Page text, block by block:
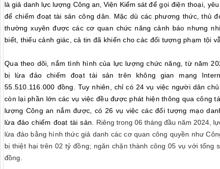
là giả danh lực lượng Công an, Viện Kiểm sátđể gọi điện thoại,
để chiếm đoạt tài sản công dân. Mặc dù các phương thức, thủ
thường xuyên được các cơ quan chức năng cảnh báo nhưng
biết, thiếu cảnh giác, cả tin đã khiến cho các đối tượng phạm tội
Qua theo dõi, nắm tình hình của lực lượng chức năng, từ năm
bị lừa đảo chiếm đoạt tài sản trên không gian mạng
55.510.116.000 đồng. Tuy nhiên, chỉ có 24 vụ việc người dân
còn lại phần lớn các vụ việc đều được phát hiện thông qua công
lượng Công an nắm được, có 26 vụ việc các đối tượng mạo
lừa đảo chiếm đoạt tài sản. Riêng trong 06 tháng đầu năm 2024,
lừa đảo bằng hình thức giả danh các cơ quan công quyền như
bị thiệt hại trên 02 tỷ đồng; ngăn chặn thành công 05 vụ với tổng
đồng.